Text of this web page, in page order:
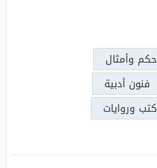
حكم وأمثال
فنون أدبية
كتب وروايات